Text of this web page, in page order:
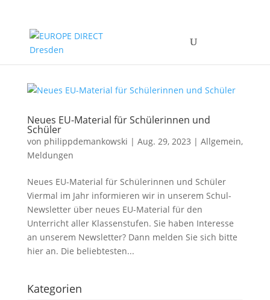
Neues EU-Material für Schülerinnen und
Schüler
von philippdemankowski | Aug. 29, 2023 | Allgemein,
Meldungen
Neues EU-Material für Schülerinnen und Schüler
Viermal im Jahr informieren wir in unserem Schul-
Newsletter über neues EU-Material für den
Unterricht aller Klassenstufen. Sie haben Interesse
an unserem Newsletter? Dann melden Sie sich bitte
hier an. Die beliebtesten...
Kategorien